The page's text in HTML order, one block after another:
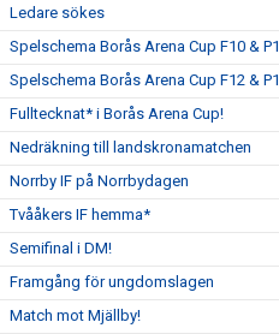
Ledare sökes
Spelschema Borås Arena Cup F10 &
Spelschema Borås Arena Cup F12 &
Fulltecknat* i Borås Arena Cup!
Nedräkning till landskronamatchen
Norrby IF på Norrbydagen
Tvååkers IF hemma*
Semifinal i DM!
Framgång för ungdomslagen
Match mot Mjällby!